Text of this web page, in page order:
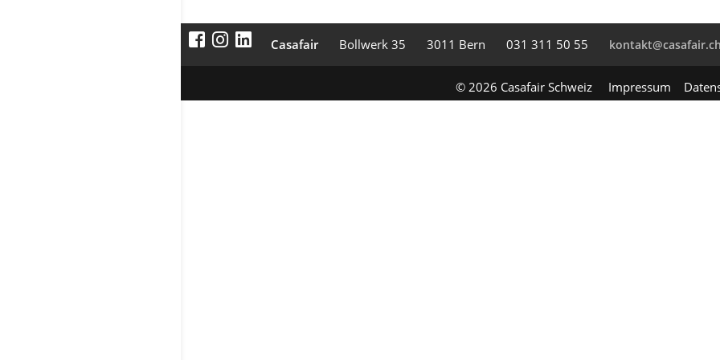
Casafair Boll­werk 35 3011 Bern 031 311 50 55 kontakt@casafair.ch
© 2026 Casafair Schweiz Impressum